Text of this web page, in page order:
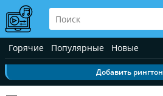
Горячие Популярные Новые
Добавить рингтон